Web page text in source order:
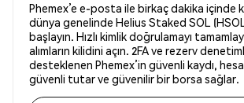
Phemex’e e-posta ile birkaç dakika içinde
dünya genelinde Helius Staked SOL
başlayın. Hızlı kimlik doğrulamayı
alımların kilidini açın. 2FA ve rezerv
desteklenen Phemex’in güvenli kaydı,
güvenli tutar ve güvenilir bir borsa sağlar.